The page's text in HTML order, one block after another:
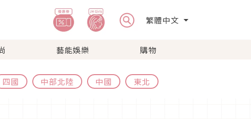
繁體中文
藝能娛樂 購物
四國 中部北陸 中國 東北